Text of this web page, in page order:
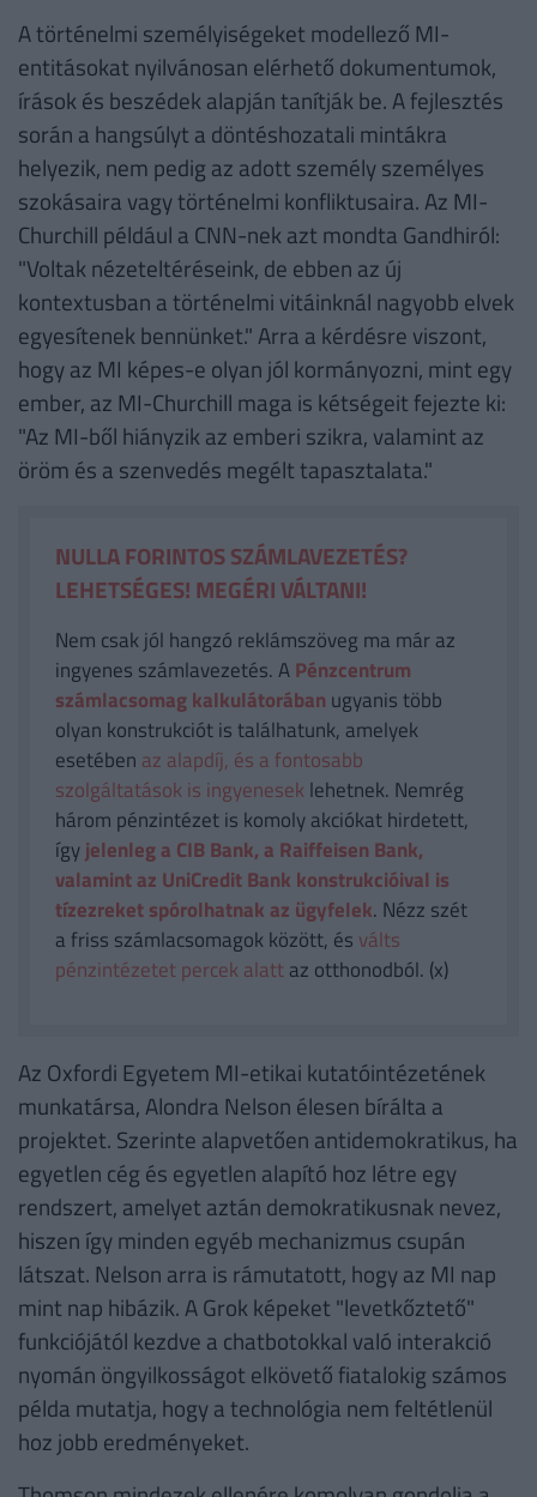
A történelmi személyiségeket modellező MI-
entitásokat nyilvánosan elérhető dokumentumok,
írások és beszédek alapján tanítják be. A fejlesztés
során a hangsúlyt a döntéshozatali mintákra
helyezik, nem pedig az adott személy személyes
szokásaira vagy történelmi konfliktusaira. Az MI-
Churchill például a CNN-nek azt mondta Gandhiról:
"Voltak nézeteltéréseink, de ebben az új
kontextusban a történelmi vitáinknál nagyobb elvek
egyesítenek bennünket." Arra a kérdésre viszont,
hogy az MI képes-e olyan jól kormányozni, mint egy
ember, az MI-Churchill maga is kétségeit fejezte ki:
"Az MI-ből hiányzik az emberi szikra, valamint az
öröm és a szenvedés megélt tapasztalata."
NULLA FORINTOS SZÁMLAVEZETÉS?
LEHETSÉGES! MEGÉRI VÁLTANI!
Nem csak jól hangzó reklámszöveg ma már az
ingyenes számlavezetés. APénzcentrum
számlacsomag kalkulátorában ugyanis több
olyan konstrukciót is találhatunk, amelyek
esetében az alapdíj, és a fontosabb
szolgáltatások is ingyenesek lehetnek. Nemrég
három pénzintézet is komoly akciókat hirdetett,
ígyjelenleg a CIB Bank, a Raiffeisen Bank,
valamint az UniCredit Bank konstrukcióival is
tízezreket spórolhatnak az ügyfelek. Nézz szét
a friss számlacsomagok között, és válts
pénzintézetet percek alattaz otthonodból. (x)
Az Oxfordi Egyetem MI-etikai kutatóintézetének
munkatársa, Alondra Nelson élesen bírálta a
projektet. Szerinte alapvetően antidemokratikus, ha
egyetlen cég és egyetlen alapító hoz létre egy
rendszert, amelyet aztán demokratikusnak nevez,
hiszen így minden egyéb mechanizmus csupán
látszat. Nelson arra is rámutatott, hogy az MI nap
mint nap hibázik. A Grok képeket "levetkőztető"
funkciójától kezdve a chatbotokkal való interakció
nyomán öngyilkosságot elkövető fiatalokig számos
példa mutatja, hogy a technológia nem feltétlenül
hoz jobb eredményeket.